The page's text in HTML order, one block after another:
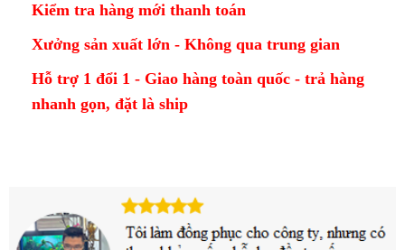
Kiểm tra hàng mới thanh toán
Xưởng sản xuất lớn - Không qua trung gian
Hỗ trợ 1 đổi 1 - Giao hàng toàn quốc - trả hàng
nhanh gọn, đặt là ship